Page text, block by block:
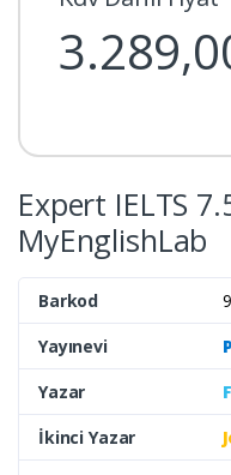
Expert IELTS
MyEnglishLab
Barkod
Yayınevi
Yazar
İkinci Yazar